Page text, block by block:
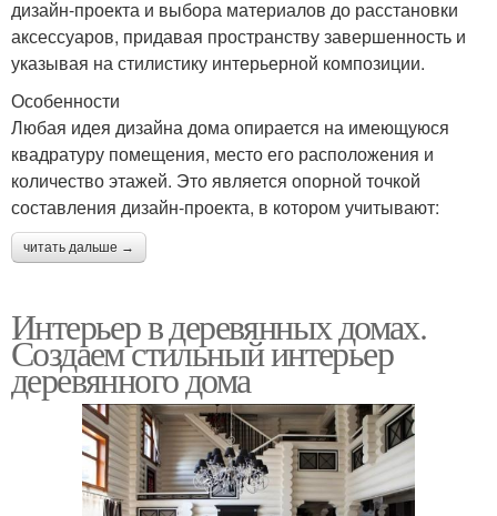
дизайн-проекта и выбора материалов до расстановки
аксессуаров, придавая пространству завершенность и
указывая на стилистику интерьерной композиции.
Особенности
Любая идея дизайна дома опирается на имеющуюся
квадратуру помещения, место его расположения и
количество этажей. Это является опорной точкой
составления дизайн-проекта, в котором учитывают:
читать дальше →
Интерьер в деревянных домах.
Создаем стильный интерьер
деревянного дома